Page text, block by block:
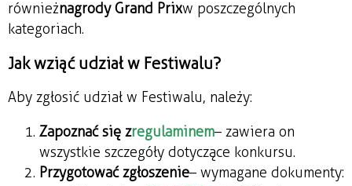
równieżnagrody Grand Prixw poszczególnych
kategoriach.
Jak wziąć udział w Festiwalu?
Aby zgłosić udział w Festiwalu, należy:
Zapoznać się zregulaminem– zawiera on
wszystkie szczegóły dotyczące konkursu.
Przygotować zgłoszenie– wymagane dokumenty: